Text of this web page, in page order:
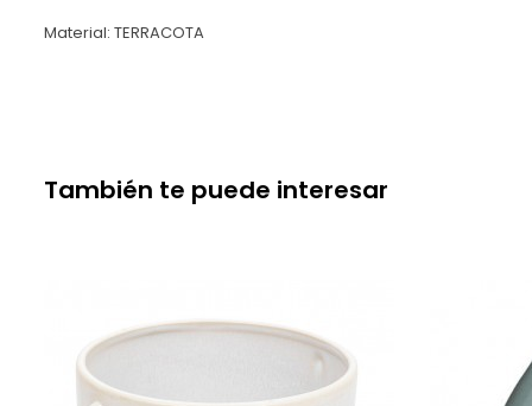
Material: TERRACOTA
También te puede interesar